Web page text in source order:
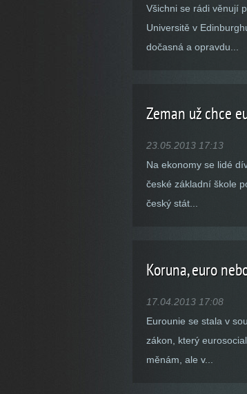
Všichni se rádi věnují
Universitě v
dočasná a opravdu...
Zeman už chce
23.05.2013 17:13
Na ekonomy se lidé
české základní škole
český stát...
Koruna, euro
17.04.2013 17:08
Eurounie se stala v
zákon, který
měnám, ale v...